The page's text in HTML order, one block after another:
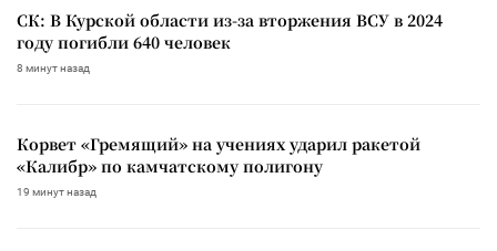
СК: В Курской области из-за вторжения ВСУ в 2024
году погибли 640 человек
8 минут назад
Корвет «Гремящий» на учениях ударил ракетой
«Калибр» по камчатскому полигону
19 минут назад